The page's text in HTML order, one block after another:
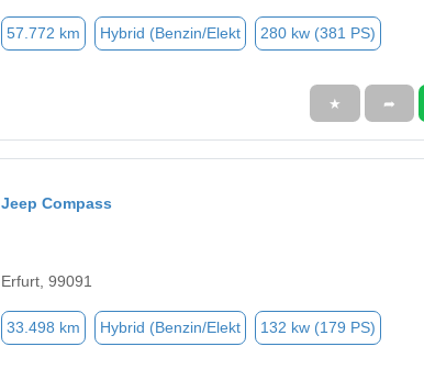
57.772 km Hybrid (Benzin/Elekt 280 kw (381 PS)
★ ➦
Jeep Compass
Erfurt, 99091
33.498 km Hybrid (Benzin/Elekt 132 kw (179 PS)